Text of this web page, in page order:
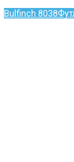
Bulfinch 8038